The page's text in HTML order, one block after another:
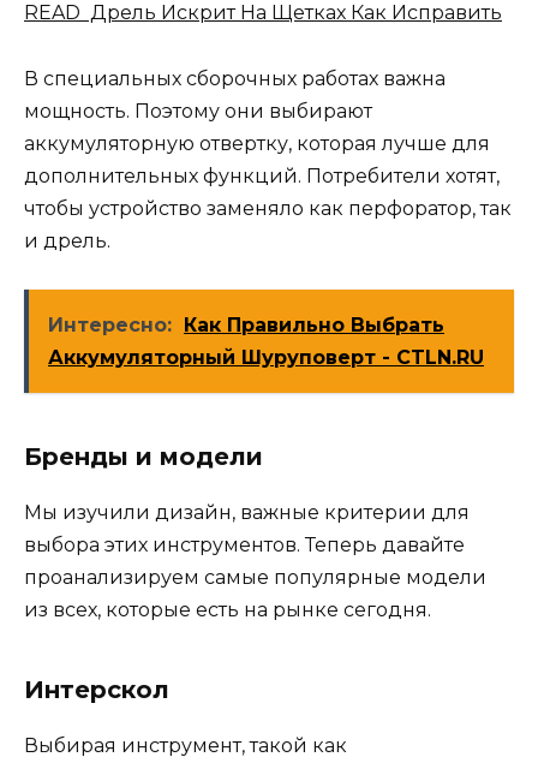
READ Дрель Искрит На Щетках Как Исправить
В специальных сборочных работах важна
мощность. Поэтому они выбирают
аккумуляторную отвертку, которая лучше для
дополнительных функций. Потребители хотят,
чтобы устройство заменяло как перфоратор, так
и дрель.
Интересно: Как Правильно Выбрать
Аккумуляторный Шуруповерт - CTLN.RU
Бренды и модели
Мы изучили дизайн, важные критерии для
выбора этих инструментов. Теперь давайте
проанализируем самые популярные модели
из всех, которые есть на рынке сегодня.
Интерскол
Выбирая инструмент, такой как